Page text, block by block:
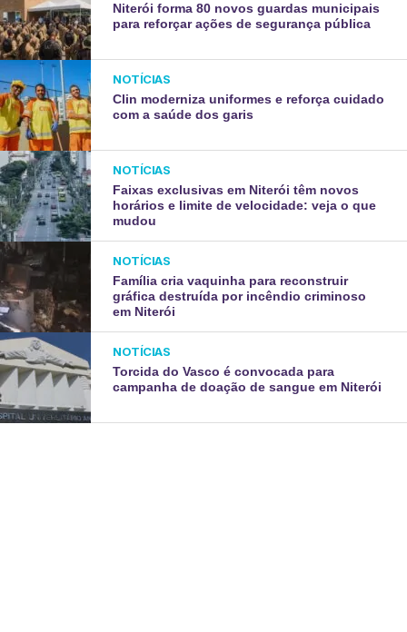
Niterói forma 80 novos guardas municipais
para reforçar ações de segurança pública
NOTÍCIAS
Clin moderniza uniformes e reforça cuidado
com a saúde dos garis
NOTÍCIAS
Faixas exclusivas em Niterói têm novos
horários e limite de velocidade: veja o que
mudou
NOTÍCIAS
Família cria vaquinha para reconstruir
gráfica destruída por incêndio criminoso
em Niterói
NOTÍCIAS
Torcida do Vasco é convocada para
campanha de doação de sangue em Niterói